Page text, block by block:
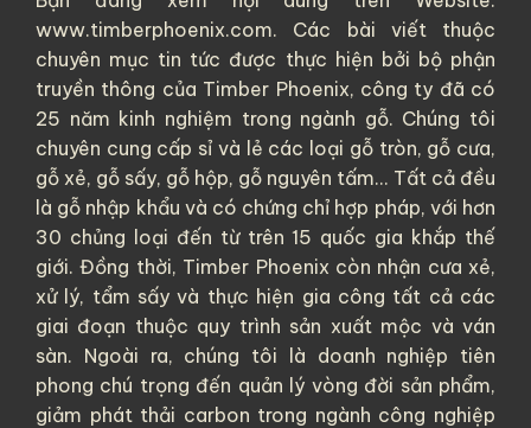
www.timberphoenix.com. Các bài viết thuộc
chuyên mục tin tức được thực hiện bởi bộ phận
truyền thông của Timber Phoenix, công ty đã có
25 năm kinh nghiệm trong ngành gỗ. Chúng tôi
chuyên cung cấp sỉ và lẻ các loại gỗ tròn, gỗ cưa,
gỗ xẻ, gỗ sấy, gỗ hộp, gỗ nguyên tấm... Tất cả đều
là gỗ nhập khẩu và có chứng chỉ hợp pháp, với hơn
30 chủng loại đến từ trên 15 quốc gia khắp thế
giới. Đồng thời, Timber Phoenix còn nhận cưa xẻ,
xử lý, tẩm sấy và thực hiện gia công tất cả các
giai đoạn thuộc quy trình sản xuất mộc và ván
sàn. Ngoài ra, chúng tôi là doanh nghiệp tiên
phong chú trọng đến quản lý vòng đời sản phẩm,
giảm phát thải carbon trong ngành công nghiệp